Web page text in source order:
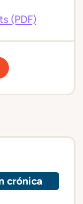
(PDF)
crónica